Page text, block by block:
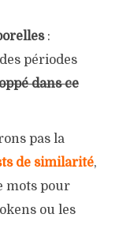
:
périodes
dans ce
pas la
de similarité,
mots pour
ou les